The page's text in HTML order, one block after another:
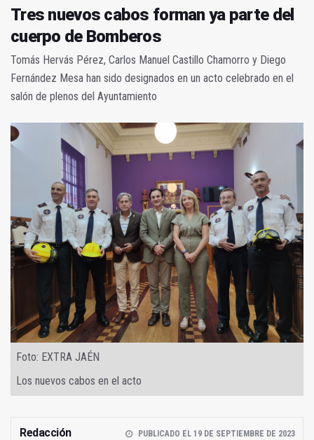
Tres nuevos cabos forman ya parte del
cuerpo de Bomberos
Tomás Hervás Pérez, Carlos Manuel Castillo Chamorro y Diego
Fernández Mesa han sido designados en un acto celebrado en el
salón de plenos del Ayuntamiento
Foto: EXTRA JAÉN
Los nuevos cabos en el acto
Redacción PUBLICADO EL 19 DE SEPTIEMBRE DE 2023